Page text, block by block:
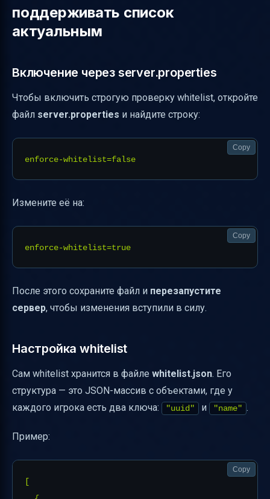
поддерживать список
актуальным
Включение через server.properties
Чтобы включить строгую проверку whitelist, откройте
файл server.properties и найдите строку:
Copy
Измените её на:
Copy
После этого сохраните файл и перезапустите
сервер, чтобы изменения вступили в силу.
Настройка whitelist
Сам whitelist хранится в файле whitelist.json. Его
структура — это JSON-массив с объектами, где у
каждого игрока есть два ключа:
"uuid" и "name" .
Пример:
[
Copy